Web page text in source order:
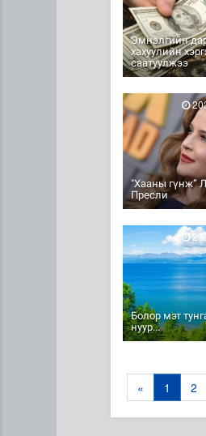
Эмнэлгийн
хахуулийн
саатуулжээ
"Хааны гүнж”
Пресли
Болор мэт
нуур...
« 1 2